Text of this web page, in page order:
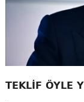
TEKLİF ÖYLE